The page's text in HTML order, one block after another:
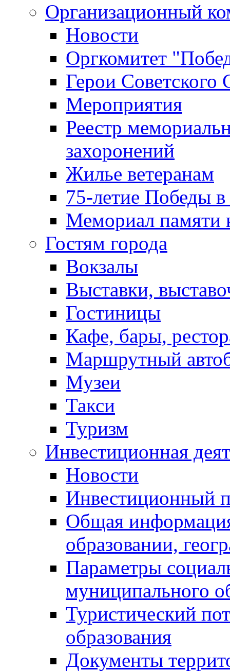
Организационный
Новости
Оргкомитет
Герои Советского
Мероприятия
Реестр
захоронений
Жилье ветеранам
75-летие Победы
Мемориал памяти
Гостям города
Вокзалы
Выставки,
Гостиницы
Кафе, бары,
Маршрутный
Музеи
Такси
Туризм
Инвестиционная
Новости
Инвестиционный
Общая
образовании,
Параметры
муниципального
Туристический
образования
Документы